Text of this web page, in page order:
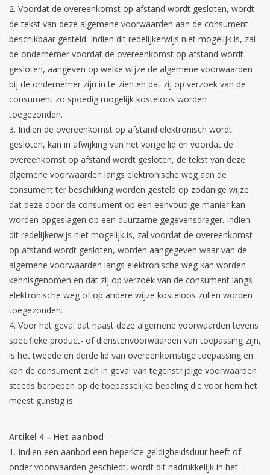
Voordat de overeenkomst op afstand wordt gesloten, wordt
de tekst van deze algemene voorwaarden aan de consument
beschikbaar gesteld. Indien dit redelijkerwijs niet mogelijk is, zal
de ondernemer voordat de overeenkomst op afstand wordt
gesloten, aangeven op welke wijze de algemene voorwaarden
bij de ondernemer zijn in te zien en dat zij op verzoek van de
consument zo spoedig mogelijk kosteloos worden
toegezonden.
Indien de overeenkomst op afstand elektronisch wordt
gesloten, kan in afwijking van het vorige lid en voordat de
overeenkomst op afstand wordt gesloten, de tekst van deze
algemene voorwaarden langs elektronische weg aan de
consument ter beschikking worden gesteld op zodanige wijze
dat deze door de consument op een eenvoudige manier kan
worden opgeslagen op een duurzame gegevensdrager. Indien
dit redelijkerwijs niet mogelijk is, zal voordat de overeenkomst
op afstand wordt gesloten, worden aangegeven waar van de
algemene voorwaarden langs elektronische weg kan worden
kennisgenomen en dat zij op verzoek van de consument langs
elektronische weg of op andere wijze kosteloos zullen worden
toegezonden.
Voor het geval dat naast deze algemene voorwaarden tevens
specifieke product- of dienstenvoorwaarden van toepassing zijn,
is het tweede en derde lid van overeenkomstige toepassing en
kan de consument zich in geval van tegenstrijdige voorwaarden
steeds beroepen op de toepasselijke bepaling die voor hem het
meest gunstig is.
Artikel 4 – Het aanbod
Indien een aanbod een beperkte geldigheidsduur heeft of
onder voorwaarden geschiedt, wordt dit nadrukkelijk in het